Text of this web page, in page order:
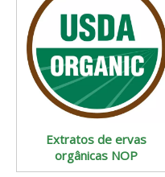
Extratos de ervas
orgânicas NOP